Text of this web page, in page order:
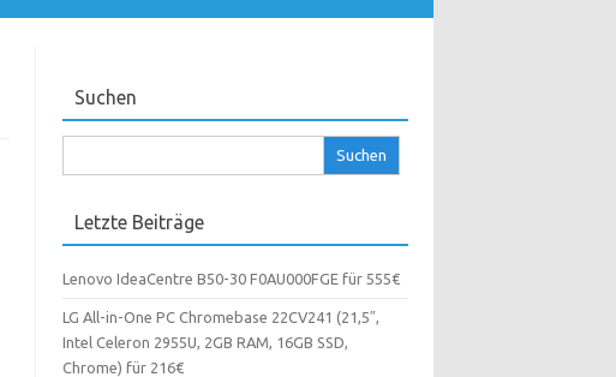
Suchen
nach:
Letzte Beiträge
Lenovo IdeaCentre B50-30 F0AU000FGE für 555€
LG All-in-One PC Chromebase 22CV241 (21,5″,
Intel Celeron 2955U, 2GB RAM, 16GB SSD,
Chrome) für 216€